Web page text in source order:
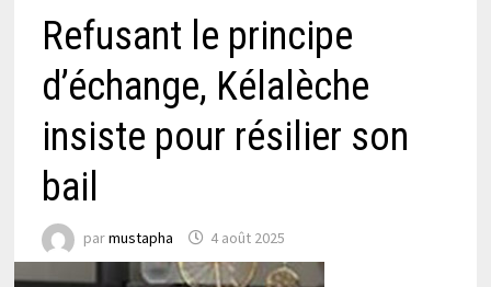
Refusant le principe
d’échange, Kélalèche
insiste pour résilier son
bail
parmustapha 4 août 2025